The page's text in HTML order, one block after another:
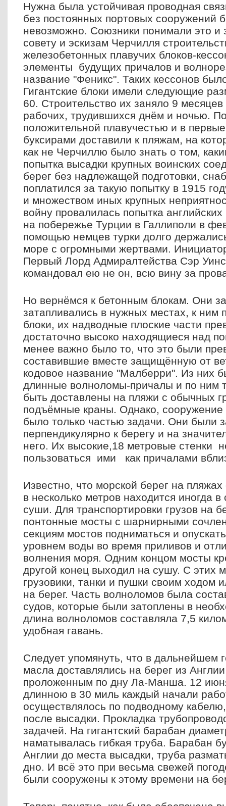
Нужна была устойчивая проводная
без постоянных портовых сооружений
невозможно. Союзники понимали это и
совету и эскизам Черчилля
железобетонных плавучих блоков-
элементы будущих причалов и
название "Феникс". Таких кессонов
Гигантские блоки имели следующие
60. Строительство их заняло 9
рабочих, трудившихся днём и ночью.
положительной плавучестью и в
буксирами доставили к пляжам, на
как не Черчиллю было знать о том,
попытка высадки крупных воинских
берег без надлежащей подготовки,
поплатился за такую попытку в 1915
и множеством иных крупных
войну провалилась попытка
на побережье Турции в Галлиполи в
помощью немцев турки долго
море с огромными жертвами.
Первый Лорд Адмиралтейства Сэр
командовал ею не он, всю вину за
Но вернёмся к бетонным блокам. Они
затапливались в нужных местах, к
блоки, их надводные плоские части
достаточно высоко находящиеся над
менее важно было то, что это были
составившие вместе защищённую от
кодовое название "Малберри". Из них
длинные волноломы-причалы и по ним
быть доставлены на пляжи с обычных
подъёмные краны. Однако, сооружение
было только частью задачи. Они были
перпендикулярно к берегу и на
него. Их высокие,18 метровые стенки
пользоваться ими как причалами
Известно, что морской берег на
в несколько метров находится иногда
суши. Для транспортировки грузов на
понтонные мосты с шарнирными
секциям мостов подниматься и
уровнем воды во время приливов и
волнения моря. Одним концом мосты
другой конец выходил на сушу. С этих
грузовики, танки и пушки своим ходом
на берег. Часть волноломов была
судов, которые были затоплены в
длина волноломов составляла 7,5
удобная гавань.
Следует упомянуть, что в дальнейшем
масла доставлялись на берег из
проложенным по дну Ла-Манша. 12
длинною в 30 миль каждый начали
осуществлялось по подводному
после высадки. Прокладка
задачей. На гигантский барабан
наматывалась гибкая труба. Барабан
Англии до места высадки, труба
дно. И всё это при весьма свежей
были сооружены к этому времени на